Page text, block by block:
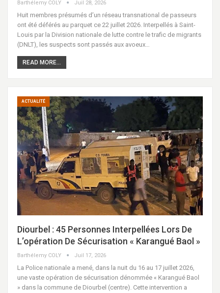
Barthélemy COLY Juil 28, 2026
Huit membres présumés d’un réseau transnational de passeurs
ont été déférés au parquet ce 22 juillet 2026. Interpellés à Saint-
Louis par la Division nationale de lutte contre le trafic de migrants
(DNLT), les suspects sont passés aux avoeux…
READ MORE...
ACTUALITÉ
​Diourbel : 45 Personnes Interpellées Lors De
L’opération De Sécurisation « Karangué Baol »
Barthélemy COLY Juil 17, 2026
La Police nationale a mené, dans la nuit du 16 au 17 juillet 2026,
une vaste opération de sécurisation dénommée « Karangué Baol
» dans la commune de Diourbel (centre). Cette intervention a